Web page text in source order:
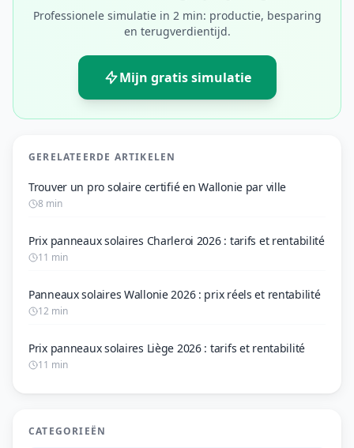
Professionele simulatie in 2 min: productie, besparing
en terugverdientijd.
Mijn gratis simulatie
GERELATEERDE ARTIKELEN
Trouver un pro solaire certifié en Wallonie par ville
8 min
Prix panneaux solaires Charleroi 2026 : tarifs et rentabilité
11 min
Panneaux solaires Wallonie 2026 : prix réels et rentabilité
12 min
Prix panneaux solaires Liège 2026 : tarifs et rentabilité
11 min
CATEGORIEËN